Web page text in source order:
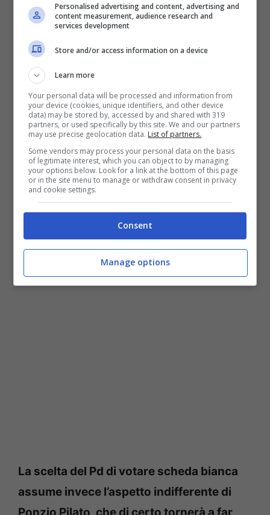
Monti.
Da sempre un fedelissimo diSilvio
, che sotto processo in diverse
situazioni, avrà sicuramento applaudito la
nomina arrivata oggi.
La scelta del Pd di votare scheda bianca
assume invece l’aspetto indifferente di
Personalised advertising and content, advertising and
content measurement, audience research and
services development
Store and/or access information on a device
Learn more
Your personal data will be processed and information from
your device (cookies, unique identifiers, and other device
data) may be stored by, accessed by and shared with 319
partners, or used specifically by this site. We and our partners
may use precise geolocation data. List of partners.
Some vendors may process your personal data on the basis
of legitimate interest, which you can object to by managing
your options below. Look for a link at the bottom of this page
or in the site menu to manage or withdraw consent in privacy
and cookie settings.
Consent
Manage options